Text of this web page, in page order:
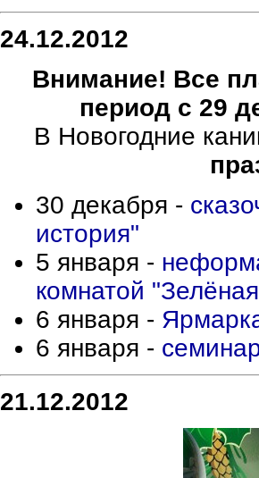
24.12.2012
Внимание! Все
период с 29
В Новогодние
30 декабря -
история"
5 января -
комнатой
6 января -
6 января -
21.12.2012